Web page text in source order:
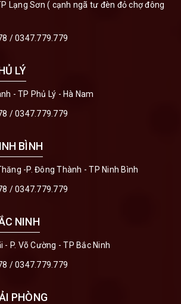
Lạng Sơn ( cạnh ngã tư đèn đỏ chợ đông
/0347.779.779
LÝ
- TP Phủ Lý - Hà Nam
/0347.779.779
BÌNH
-P. Đông Thành - TP Ninh Bình
/0347.779.779
NINH
- P. Võ Cường - TP Bắc Ninh
/0347.779.779
PHÒNG